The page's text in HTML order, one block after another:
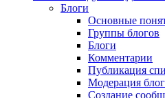
Блоги
Основные
Группы блогов
Блоги
Комментарии
Публикация
Модерация
Создание